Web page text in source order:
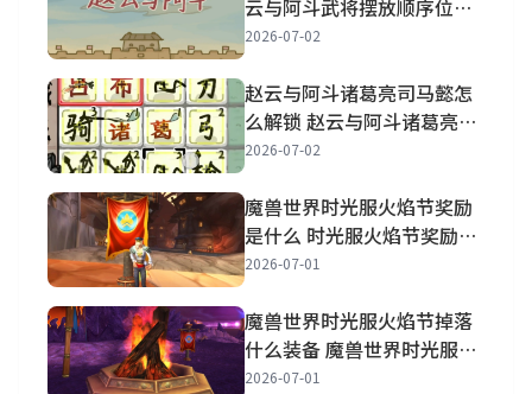
云与阿斗武将摆放顺序位置
分享
2026-07-02
赵云与阿斗诸葛亮司马懿怎
么解锁 赵云与阿斗诸葛亮司
马懿怎么获得
2026-07-02
魔兽世界时光服火焰节奖励
是什么 时光服火焰节奖励一
览
2026-07-01
魔兽世界时光服火焰节掉落
什么装备 魔兽世界时光服火
焰节装备披风属性一览
2026-07-01